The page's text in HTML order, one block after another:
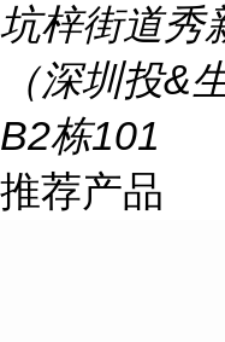
坑梓街道秀
（深圳投&
B2栋101
推荐产品